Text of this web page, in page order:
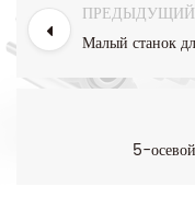
ПРЕДЫДУЩИЙ
Малый станок
5-